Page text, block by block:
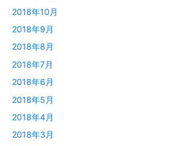
2018年10月
2018年9月
2018年8月
2018年7月
2018年6月
2018年5月
2018年4月
2018年3月